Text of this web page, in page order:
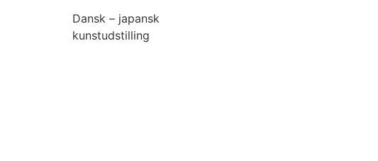
Dansk – japansk
kunstudstilling